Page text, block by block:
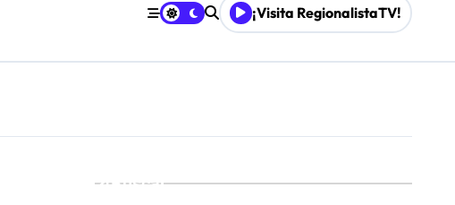
¡Visita RegionalistaTV!
Buscar